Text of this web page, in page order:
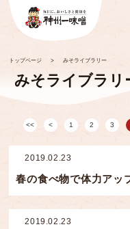
トップページ > みそライブラリー
みそライブラリ
1 2 3
2019.02.23
春の食べ物で体力アッ
2019.02.23